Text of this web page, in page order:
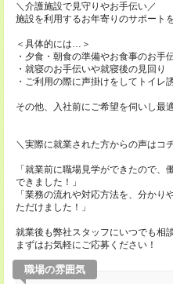
＼介護施設で見守りやお手伝い／
施設を利用するお年寄りのサポート
＜具体的には…＞
・夕食・朝食の準備やお食事のお手
・就寝のお手伝いや就寝後の見回り
・ご利用の際に声掛けをしてトイ
その他、入社前にご希望を伺いし最
＼実際に就業された方からの声はコ
「就業前に職場見学ができたので
できました！」
「業務の流れや対応方法を、分か
ただけました！」
就業後も弊社スタッフにいつでも相
まずはお気軽にご応募ください！
職場の雰囲気